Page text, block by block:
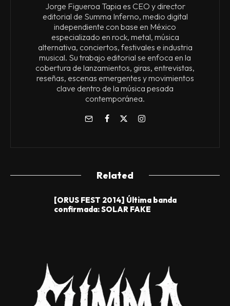
Jorge Figueroa Tapia es CEO y director
editorial de Summa Inferno, medio digital
independiente con base en México
especializado en rock, metal, música
alternativa, conciertos, festivales e industria
musical. Su trabajo editorial se enfoca en la
cobertura de lanzamientos, giras, entrevistas,
reseñas, escenas emergentes y movimientos
clave dentro de la música pesada
contemporánea.
Related
[ORUS FEST 2014] Última banda
confirmada: SOLAR FAKE